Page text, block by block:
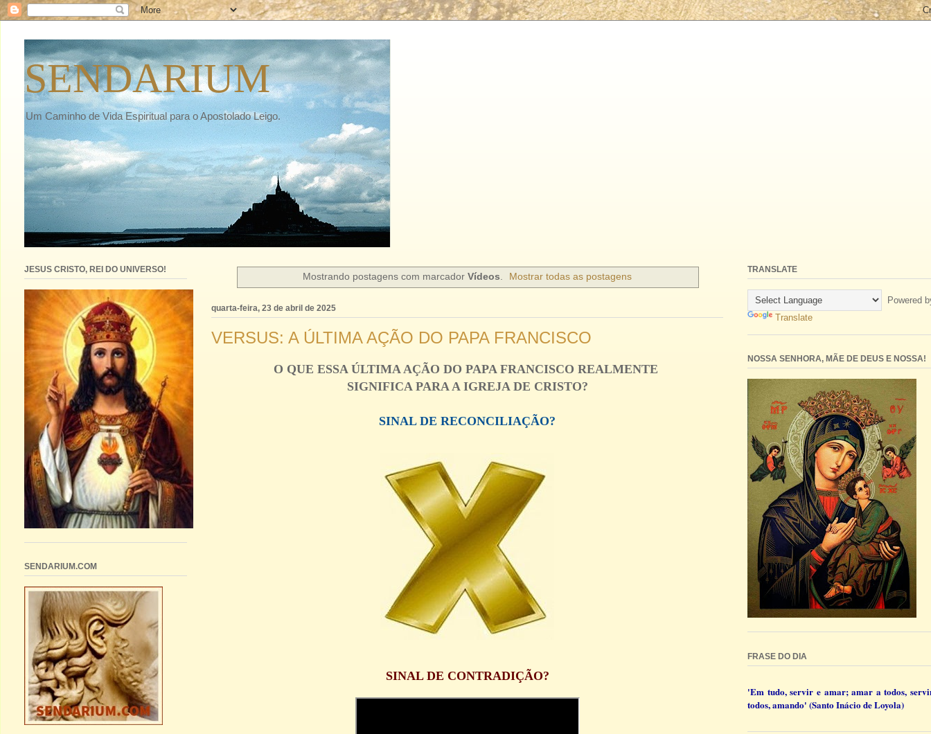
SENDARIUM
Um Caminho de Vida Espiritual para o Apostolado Leigo.
Mostrando postagens com marcador Vídeos. Mostrar todas as postagens
quarta-feira, 23 de abril de 2025
VERSUS: A ÚLTIMA AÇÃO DO PAPA FRANCISCO
O QUE ESSA ÚLTIMA AÇÃO DO PAPA FRANCISCO REALMENTE
SIGNIFICA PARA A IGREJA DE CRISTO?
SINAL DE RECONCILIAÇÃO?
SINAL DE CONTRADIÇÃO?
JESUS CRISTO, REI DO UNIVERSO!
SENDARIUM.COM
TRANSLATE
Powered
Translate
NOSSA SENHORA, MÃE DE DEUS E NOSSA!
FRASE DO DIA
'Em tudo, servir e amar; amar a todos,
todos, amando' (Santo Inácio de Loyola)